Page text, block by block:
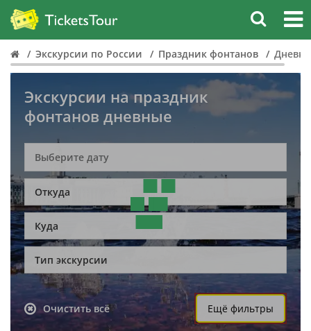
Экскурсии по России Праздник фонтанов
Экскурсии на праздник
фонтанов дневные
Откуда
Куда
Тип экскурсии
Очистить всё Ещё фильтры